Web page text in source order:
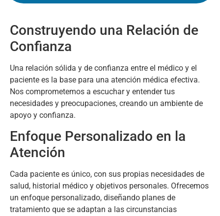
Construyendo una Relación de
Confianza
Una relación sólida y de confianza entre el médico y el
paciente es la base para una atención médica efectiva.
Nos comprometemos a escuchar y entender tus
necesidades y preocupaciones, creando un ambiente de
apoyo y confianza.
Enfoque Personalizado en la
Atención
Cada paciente es único, con sus propias necesidades de
salud, historial médico y objetivos personales. Ofrecemos
un enfoque personalizado, diseñando planes de
tratamiento que se adaptan a las circunstancias